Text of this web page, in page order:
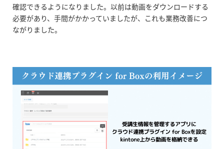
確認できるようになりました。以前は動画をダウンロードする
必要があり、手間がかかっていましたが、これも業務改善につ
ながりました。